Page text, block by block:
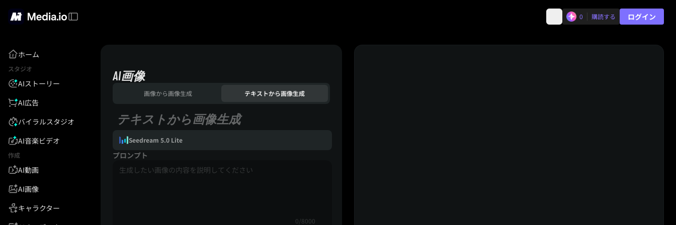
0 購読する ログイン
ホーム
スタジオ
AIストーリー
AI広告
バイラルスタジオ
AI音楽ビデオ
作成
AI動画
AI画像
キャラクター
AI画像
画像から画像生成 テキストから画像生成
テキストから画像生成
Seedream 5.0 Lite
プロンプト
0/8000